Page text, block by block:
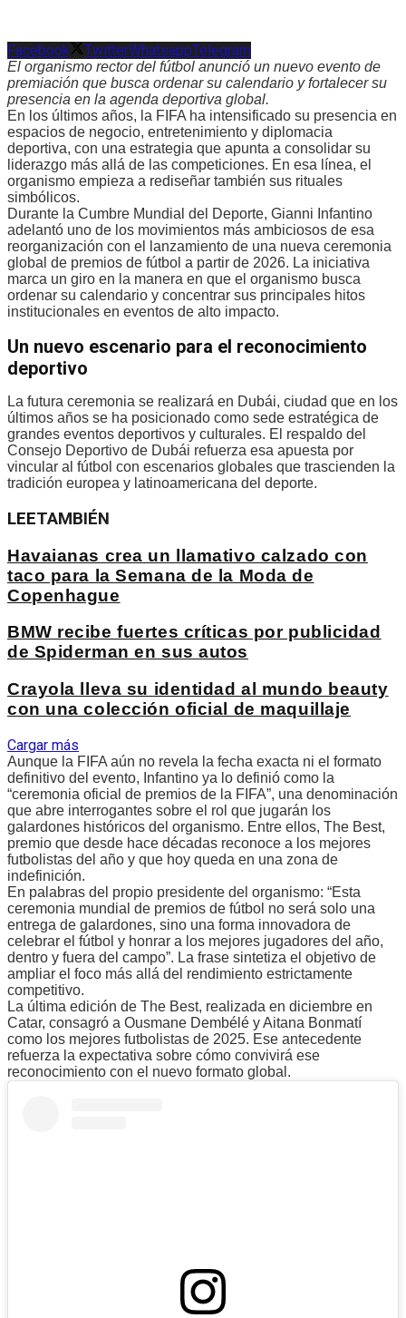
Facebook TwitterWhatsappTelegram
El organismo rector del fútbol anunció un nuevo evento de
premiación que busca ordenar su calendario y fortalecer su
presencia en la agenda deportiva global.
En los últimos años, la FIFA ha intensificado su presencia en
espacios de negocio, entretenimiento y diplomacia
deportiva, con una estrategia que apunta a consolidar su
liderazgo más allá de las competiciones. En esa línea, el
organismo empieza a rediseñar también sus rituales
simbólicos.
Durante la Cumbre Mundial del Deporte, Gianni Infantino
adelantó uno de los movimientos más ambiciosos de esa
reorganización con el lanzamiento de una nueva ceremonia
global de premios de fútbol a partir de 2026. La iniciativa
marca un giro en la manera en que el organismo busca
ordenar su calendario y concentrar sus principales hitos
institucionales en eventos de alto impacto.
Un nuevo escenario para el reconocimiento
deportivo
La futura ceremonia se realizará en Dubái, ciudad que en los
últimos años se ha posicionado como sede estratégica de
grandes eventos deportivos y culturales. El respaldo del
Consejo Deportivo de Dubái refuerza esa apuesta por
vincular al fútbol con escenarios globales que trascienden la
tradición europea y latinoamericana del deporte.
LEETAMBIÉN
Havaianas crea un llamativo calzado con
taco para la Semana de la Moda de
Copenhague
BMW recibe fuertes críticas por publicidad
de Spiderman en sus autos
Crayola lleva su identidad al mundo beauty
con una colección oficial de maquillaje
Cargar más
Aunque la FIFA aún no revela la fecha exacta ni el formato
definitivo del evento, Infantino ya lo definió como la
“ceremonia oficial de premios de la FIFA”, una denominación
que abre interrogantes sobre el rol que jugarán los
galardones históricos del organismo. Entre ellos, The Best,
premio que desde hace décadas reconoce a los mejores
futbolistas del año y que hoy queda en una zona de
indefinición.
En palabras del propio presidente del organismo: “Esta
ceremonia mundial de premios de fútbol no será solo una
entrega de galardones, sino una forma innovadora de
celebrar el fútbol y honrar a los mejores jugadores del año,
dentro y fuera del campo”. La frase sintetiza el objetivo de
ampliar el foco más allá del rendimiento estrictamente
competitivo.
La última edición de The Best, realizada en diciembre en
Catar, consagró a Ousmane Dembélé y Aitana Bonmatí
como los mejores futbolistas de 2025. Ese antecedente
refuerza la expectativa sobre cómo convivirá ese
reconocimiento con el nuevo formato global.